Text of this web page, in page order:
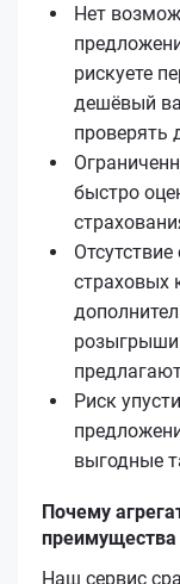
Нет
рискуете
дешёвый
проверять
быстро
страховых
розыгрыши
Риск
выгодные
Почему
Наш сервис